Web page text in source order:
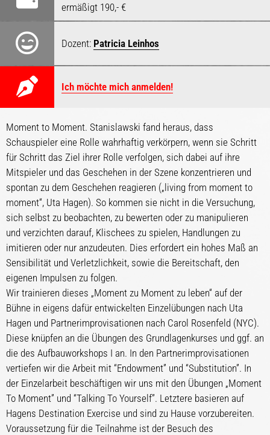
ermäßigt 190,- €
Dozent: Patricia Leinhos
Ich möchte mich anmelden!
Moment to Moment. Stanislawski fand heraus, dass
Schauspieler eine Rolle wahrhaftig verkörpern, wenn sie Schritt
für Schritt das Ziel ihrer Rolle verfolgen, sich dabei auf ihre
Mitspieler und das Geschehen in der Szene konzentrieren und
spontan zu dem Geschehen reagieren („living from moment to
moment“, Uta Hagen). So kommen sie nicht in die Versuchung,
sich selbst zu beobachten, zu bewerten oder zu manipulieren
und verzichten darauf, Klischees zu spielen, Handlungen zu
imitieren oder nur anzudeuten. Dies erfordert ein hohes Maß an
Sensibilität und Verletzlichkeit, sowie die Bereitschaft, den
eigenen Impulsen zu folgen.
Wir trainieren dieses „Moment zu Moment zu leben“ auf der
Bühne in eigens dafür entwickelten Einzelübungen nach Uta
Hagen und Partnerimprovisationen nach Carol Rosenfeld (NYC).
Diese knüpfen an die Übungen des Grundlagenkurses und ggf. an
die des Aufbauworkshops I an. In den Partnerimprovisationen
vertiefen wir die Arbeit mit “Endowment” und “Substitution”. In
der Einzelarbeit beschäftigen wir uns mit den Übungen „Moment
To Moment” und “Talking To Yourself”. Letztere basieren auf
Hagens Destination Exercise und sind zu Hause vorzubereiten.
Voraussetzung für die Teilnahme ist der Besuch des